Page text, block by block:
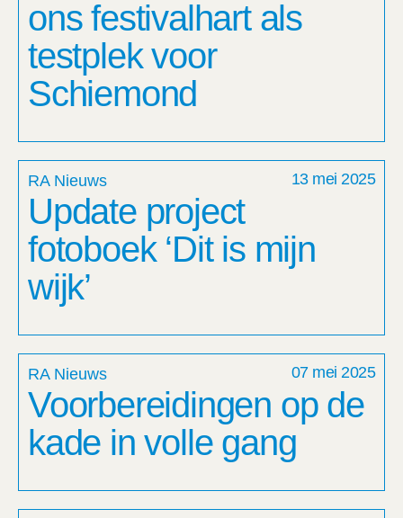
ons festivalhart als
testplek voor
Schiemond
RA Nieuws 13 mei 2025
Update project
fotoboek ‘Dit is mijn
wijk’
RA Nieuws 07 mei 2025
Voorbereidingen op de
kade in volle gang